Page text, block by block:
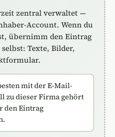
zentral verwaltet —
Account. Wenn du
übernimm den Eintrag
Texte, Bilder,
mit der E-Mail-
zu dieser Firma gehört
den Eintrag